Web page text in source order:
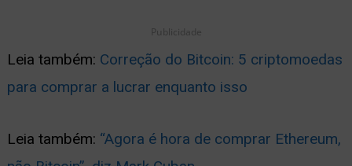
Publicidade
Leia também: Correção do Bitcoin: 5 criptomoedas
para comprar a lucrar enquanto isso
Leia também: “Agora é hora de comprar Ethereum,